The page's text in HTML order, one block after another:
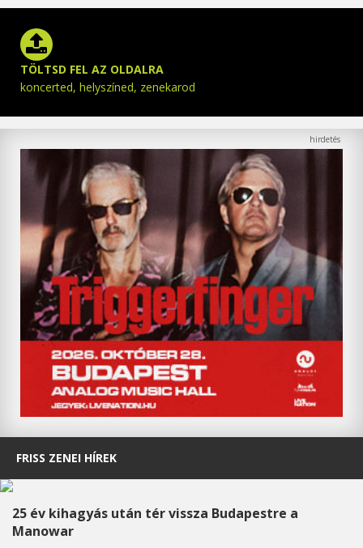
TÖLTSD FEL AZ OLDALRA
koncerted, helyszíned, zenekarod
FRISS ZENEI HÍREK
25 év kihagyás után tér vissza Budapestre a
Manowar